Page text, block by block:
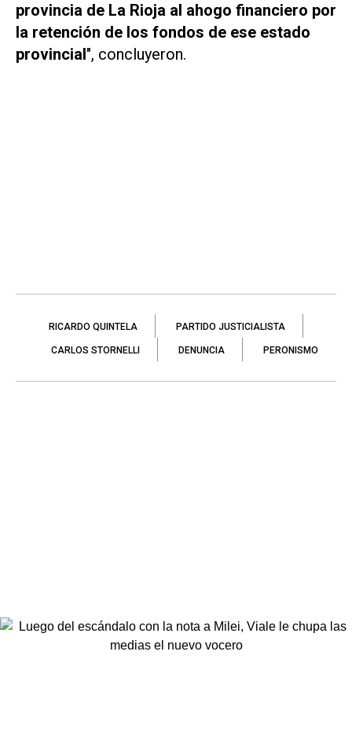
provincia de La Rioja al ahogo financiero por
la retención de los fondos de ese estado
provincial", concluyeron.
RICARDO QUINTELA PARTIDO JUSTICIALISTA
CARLOS STORNELLI DENUNCIA PERONISMO